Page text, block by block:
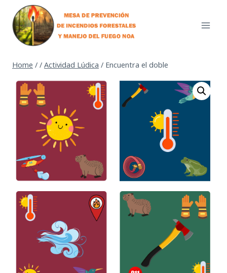
content
Home / / Actividad Lúdica / Encuentra el doble